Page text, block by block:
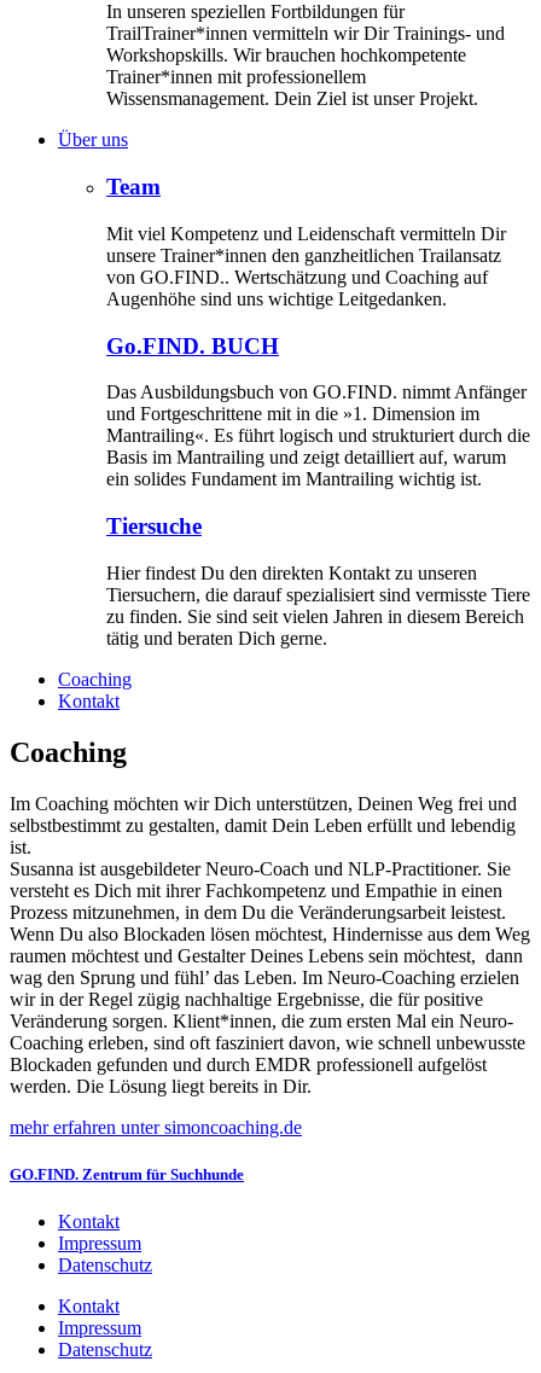
In unseren speziellen Fortbildungen für
TrailTrainer*innen vermitteln wir Dir Trainings- und
Workshopskills. Wir brauchen hochkompetente
Trainer*innen mit professionellem
Wissensmanagement. Dein Ziel ist unser Projekt.
Über uns
Team
Mit viel Kompetenz und Leidenschaft vermitteln Dir
unsere Trainer*innen den ganzheitlichen Trailansatz
von GO.FIND.. Wertschätzung und Coaching auf
Augenhöhe sind uns wichtige Leitgedanken.
Go.FIND. BUCH
Das Ausbildungsbuch von GO.FIND. nimmt Anfänger
und Fortgeschrittene mit in die »1. Dimension im
Mantrailing«. Es führt logisch und strukturiert durch die
Basis im Mantrailing und zeigt detailliert auf, warum
ein solides Fundament im Mantrailing wichtig ist.
Tiersuche
Hier findest Du den direkten Kontakt zu unseren
Tiersuchern, die darauf spezialisiert sind vermisste Tiere
zu finden. Sie sind seit vielen Jahren in diesem Bereich
tätig und beraten Dich gerne.
Coaching
Kontakt
Coaching
Im Coaching möchten wir Dich unterstützen, Deinen Weg frei und
selbstbestimmt zu gestalten, damit Dein Leben erfüllt und lebendig
ist.
Susanna ist ausgebildeter Neuro-Coach und NLP-Practitioner. Sie
versteht es Dich mit ihrer Fachkompetenz und Empathie in einen
Prozess mitzunehmen, in dem Du die Veränderungsarbeit leistest.
Wenn Du also Blockaden lösen möchtest, Hindernisse aus dem Weg
raumen möchtest und Gestalter Deines Lebens sein möchtest, dann
wag den Sprung und fühl’ das Leben. Im Neuro-Coaching erzielen
wir in der Regel zügig nachhaltige Ergebnisse, die für positive
Veränderung sorgen. Klient*innen, die zum ersten Mal ein Neuro-
Coaching erleben, sind oft fasziniert davon, wie schnell unbewusste
Blockaden gefunden und durch EMDR professionell aufgelöst
werden. Die Lösung liegt bereits in Dir.
mehr erfahren unter simoncoaching.de
GO.FIND. Zentrum für Suchhunde
Kontakt
Impressum
Datenschutz
Kontakt
Impressum
Datenschutz